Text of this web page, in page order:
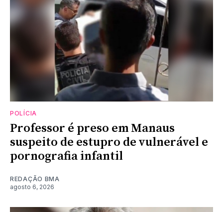
POLÍCIA
Professor é preso em Manaus
suspeito de estupro de vulnerável e
pornografia infantil
REDAÇÃO BMA
agosto 6, 2026